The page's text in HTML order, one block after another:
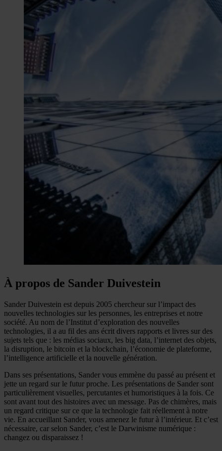
À propos de Sander Duivestein
Sander Duivestein est depuis 2005 chercheur sur l’impact des
nouvelles technologies sur les personnes, les entreprises et notre
société. Au nom de l’Institut d’exploration des nouvelles
technologies, il a au fil des ans écrit divers rapports et livres sur des
sujets tels que : les médias sociaux, les big data, l’internet des objets,
la disruption, le bitcoin et la blockchain, l’économie de plateforme,
l’intelligence artificielle et la nouvelle génération.
Dans ses présentations, Sander vous emmène du passé au présent et
jette un regard sur le futur proche. Les présentations de Sander sont
particulièrement visuelles, percutantes et humoristiques à la fois. Ce
sont avant tout des histoires avec un message. Pas de chimères, mais
un regard critique sur ce que la technologie fait réellement à notre
vie. En accueillant Sander, vous amenez le futur à l’intérieur. Et c’est
nécessaire, car selon Sander, c’est le Darwinisme numérique :
changez ou disparaissez !